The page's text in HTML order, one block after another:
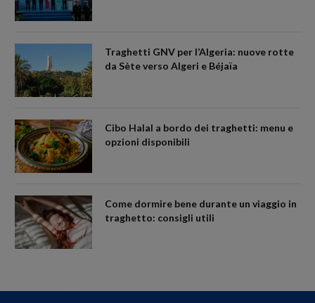
Traghetti GNV per l’Algeria: nuove rotte
da Sète verso Algeri e Béjaïa
Cibo Halal a bordo dei traghetti: menu e
opzioni disponibili
Come dormire bene durante un viaggio in
traghetto: consigli utili